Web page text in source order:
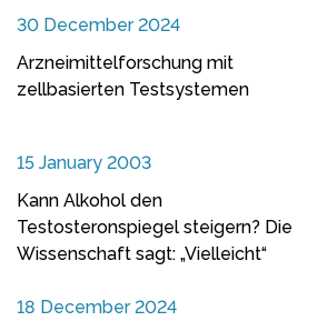
30 December 2024
Arzneimittelforschung mit
zellbasierten Testsystemen
15 January 2003
Kann Alkohol den
Testosteronspiegel steigern? Die
Wissenschaft sagt: „Vielleicht“
18 December 2024